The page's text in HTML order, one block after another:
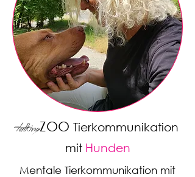
talkingZOO Tierkommunikation
mit Hunden
Mentale Tierkommunikation mit